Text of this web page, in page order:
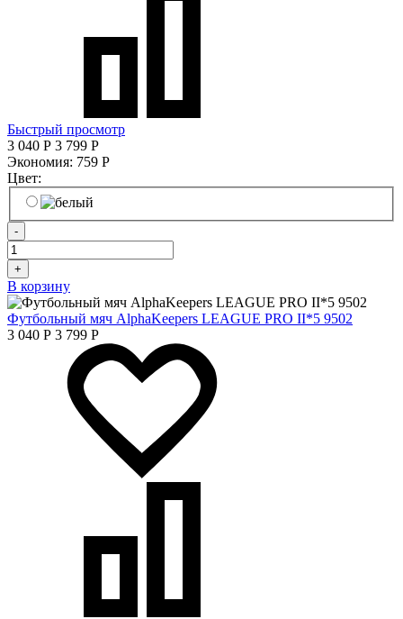
Быстрый просмотр
3 040 Р 3 799 Р
Экономия: 759 Р
Цвет:
-
+
В корзину
Футбольный мяч AlphaKeepers LEAGUE PRO II*5 9502
3 040 Р 3 799 Р